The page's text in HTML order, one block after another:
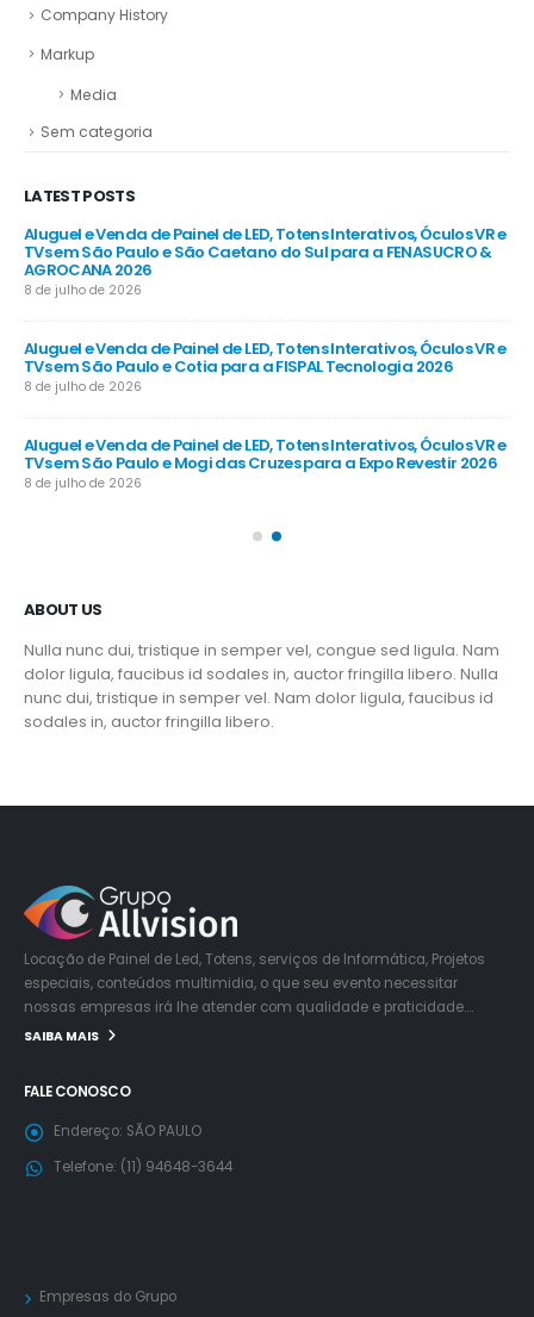
Company History
Markup
Media
Sem categoria
LATEST POSTS
Aluguel e Venda de Painel de LED, Totens Interativos, Óculos VR e
TVs em São Paulo e São Caetano do Sul para a FENASUCRO &
AGROCANA 2026
8 de julho de 2026
Aluguel e Venda de Painel de LED, Totens Interativos, Óculos VR e
TVs em São Paulo e Cotia para a FISPAL Tecnologia 2026
8 de julho de 2026
Aluguel e Venda de Painel de LED, Totens Interativos, Óculos VR e
TVs em São Paulo e Mogi das Cruzes para a Expo Revestir 2026
8 de julho de 2026
ABOUT US
Nulla nunc dui, tristique in semper vel, congue sed ligula. Nam
dolor ligula, faucibus id sodales in, auctor fringilla libero. Nulla
nunc dui, tristique in semper vel. Nam dolor ligula, faucibus id
sodales in, auctor fringilla libero.
Locação de Painel de Led, Totens, serviços de Informática, Projetos
especiais, conteúdos multimidia, o que seu evento necessitar
nossas empresas irá lhe atender com qualidade e praticidade….
SAIBA MAIS
FALE CONOSCO
Endereço: SÃO PAULO
Telefone: (11) 94648-3644
Empresas do Grupo